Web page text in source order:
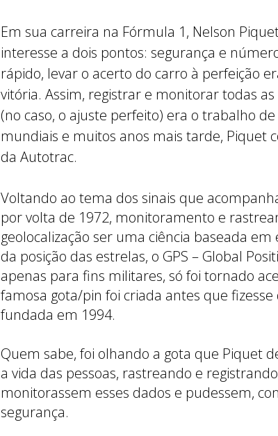
Em sua carreira na Fórmula 1, Nelson
interesse a dois pontos: segurança e
rápido, levar o acerto do carro à perfeição
vitória. Assim, registrar e monitorar todas
(no caso, o ajuste perfeito) era o trabalho
mundiais e muitos anos mais tarde, Piquet
da Autotrac.
Voltando ao tema dos sinais que
por volta de 1972, monitoramento e
geolocalização ser uma ciência baseada
da posição das estrelas, o GPS – Global
apenas para fins militares, só foi tornado
famosa gota/pin foi criada antes que
fundada em 1994.
Quem sabe, foi olhando a gota que Piquet
a vida das pessoas, rastreando e
monitorassem esses dados e pudessem,
segurança.